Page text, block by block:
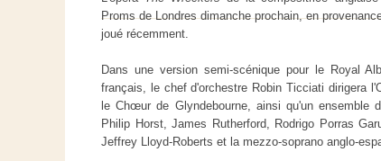
Proms de Londres dimanche prochain, en
joué récemment.
Dans une version semi-scénique pour le Royal
français, le chef d'orchestre Robin Ticciati dirigera
le Chœur de Glyndebourne, ainsi qu'un ensemble
Philip Horst, James Rutherford, Rodrigo Porras
Jeffrey Lloyd-Roberts et la mezzo-soprano anglo-